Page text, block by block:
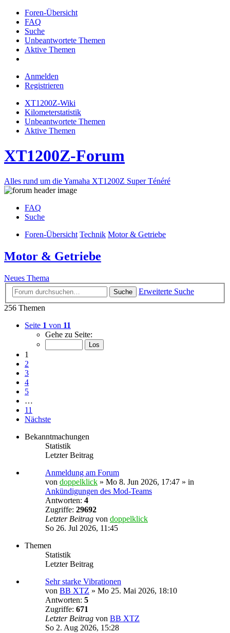
Foren-Übersicht
FAQ
Suche
Unbeantwortete Themen
Aktive Themen
Anmelden
Registrieren
XT1200Z-Wiki
Kilometerstatistik
Unbeantwortete Themen
Aktive Themen
XT1200Z-Forum
Alles rund um die Yamaha XT1200Z Super Ténéré
FAQ
Suche
Foren-Übersicht Technik Motor & Getriebe
Motor & Getriebe
Neues Thema
Suche
Erweiterte Suche
256 Themen
Seite 1 von 11
Gehe zu Seite:
1
2
3
4
5
…
11
Nächste
Bekanntmachungen
Statistik
Letzter Beitrag
Anmeldung am Forum
von doppelklick » Mo 8. Jun 2026, 17:47 » in
Ankündigungen des Mod-Teams
Antworten: 4
Zugriffe: 29692
Letzter Beitrag von doppelklick
So 26. Jul 2026, 11:45
Themen
Statistik
Letzter Beitrag
Sehr starke Vibrationen
von BB XTZ » Mo 25. Mai 2026, 18:10
Antworten: 5
Zugriffe: 671
Letzter Beitrag von BB XTZ
So 2. Aug 2026, 15:28